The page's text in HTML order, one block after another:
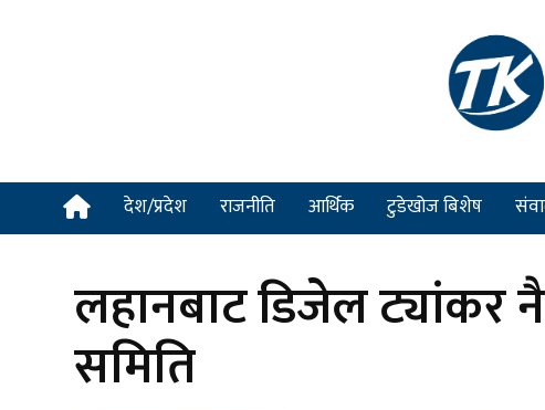
देश/प्रदेश राजनीति आर्थिक टुडेखोज बिशेष
लहानबाट डिजेल ट्यांकर
समिति